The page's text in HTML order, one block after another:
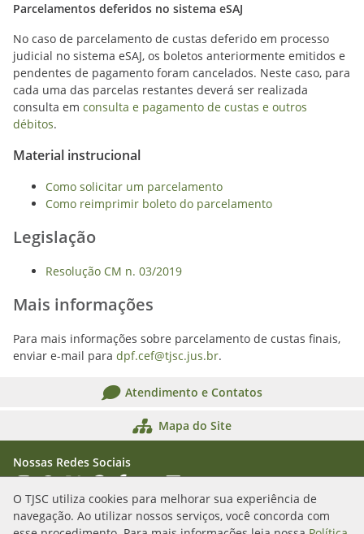
O TJSC utiliza cookies para melhorar sua experiência de
navegação. Ao utilizar nossos serviços, você concorda com
Parcelamentos deferidos no sistema eSAJ
No caso de parcelamento de custas deferido em processo
judicial no sistema eSAJ, os boletos anteriormente emitidos e
pendentes de pagamento foram cancelados. Neste caso, para
cada uma das parcelas restantes deverá ser realizada
consulta em consulta e pagamento de custas e outros
débitos.
Material instrucional
Como solicitar um parcelamento
Como reimprimir boleto do parcelamento
Legislação
Resolução CM n. 03/2019
Mais informações
Para mais informações sobre parcelamento de custas finais,
enviar e-mail para dpf.cef@tjsc.jus.br.
Atendimento e Contatos
Mapa do Site
Nossas Redes Sociais
Acessar Instagram
Acessar WhatsApp
Acessar XAcessar Threads
Acessar Facebook
Acessar YouTube
Acessar Flickr
Acessar SoundCloud
Rua Álvaro Millen da Silveira, n. 208